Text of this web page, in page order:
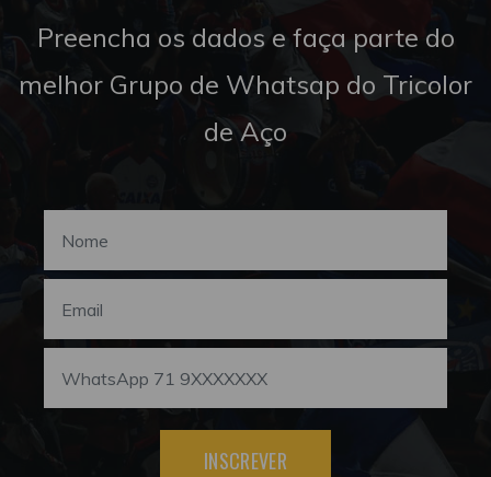
Preencha os dados e faça parte do
melhor Grupo de Whatsap do Tricolor
de Aço
INSCREVER